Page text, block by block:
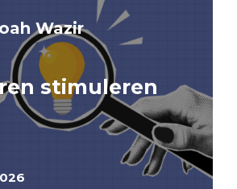
Wazir
stimuleren